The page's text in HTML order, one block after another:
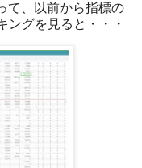
て、以前から指標の
ングを見ると・・・